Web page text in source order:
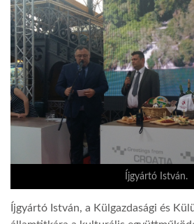
Íjgyártó István.
Íjgyártó István, a Külgazdasági és